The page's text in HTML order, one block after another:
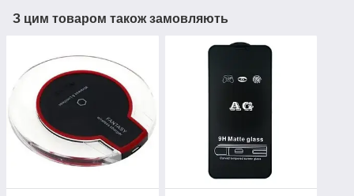
З цим товаром також замовляють